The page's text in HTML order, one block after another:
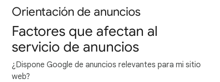
Orientación de anuncios
Factores que afectan al
servicio de anuncios
¿Dispone Google de anuncios relevantes para mi sitio
web?